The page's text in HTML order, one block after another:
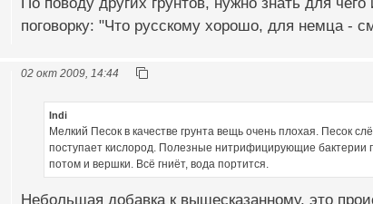
По поводу других грунтов, нужно знать для
поговорку: "Что русскому хорошо, для немца -
02 окт 2009, 14:44
Indi
Мелкий Песок в качестве грунта вещь очень плохая. Песок
поступает кислород. Полезные нитрифицирующие бактерии
потом и вершки. Всё гниёт, вода портится.
Небольшая добавка к вышесказанному, это